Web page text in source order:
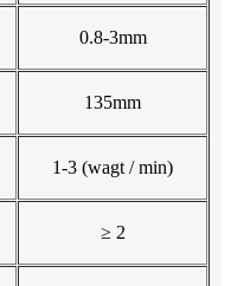
0.8-3mm
135mm
1-3 (wagt / min)
≥ 2